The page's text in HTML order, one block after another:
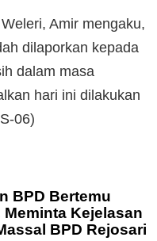
Amir mengaku,
dilaporkan kepada
dalam masa
hari ini dilakukan
06)
BPD Bertemu
Kejelasan
BPD Rejosari